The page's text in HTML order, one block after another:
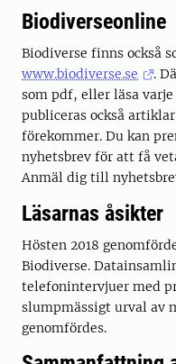
Biodiverseonline
Biodiverse finns också
www.biodiverse.se
.
som pdf, eller läsa
publiceras också
förekommer. Du kan
nyhetsbrev för att få
Anmäl dig till
Läsarnas åsikter
Hösten 2018
Biodiverse.
telefonintervjuer med
slumpmässigt urval av
genomfördes.